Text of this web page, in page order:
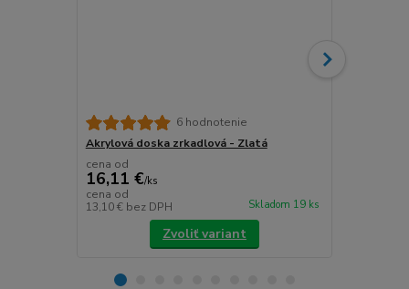
6 hodnotenie
Akrylová doska zrkadlová - Zlatá
cena od
16,11 €/ks
cena od
13,10 € bez DPH Skladom 19 ks
Zvoliť variant